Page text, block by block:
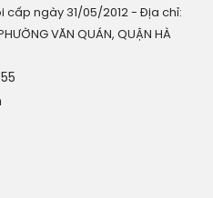
cấp ngày 31/05/2012 - Địa chỉ:
VĂN QUÁN, QUẬN HÀ